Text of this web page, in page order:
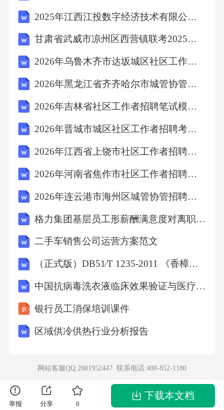
2025年江西江投数字经济技术有限公司及所属企业第2批次社会招聘笔试及笔试历年常考点试题专练附带答案详解
甘肃省武威市凉州区西营镇联考2025年中考语文一模试卷（含答案）
2026年乌鲁木齐市达坂城区社区工作者招聘笔试参考题库及答案解析
2026年黑龙江省齐齐哈尔市城管协管招聘笔试参考题库及答案解析
2026年吉林省社区工作者招聘笔试模拟试题及答案解析
2026年晋城市城区社区工作者招聘考试参考试题及答案解析
2026年江西省上饶市社区工作者招聘考试备考试题及答案解析
2026年河南省焦作市社区工作者招聘考试备考题库及答案解析
2026年连云港市海州区城管协管招聘笔试备考题库及答案解析
格力集团基层员工形薪酬满意度对离职意愿的影响研究
二手车销售公司运营方案范文
（正式版）DB51∕T 1235-2011 《香樟用材林栽培技术规程》
中国抗病毒洗衣液临床效果验证与医疗渠道拓展战略报告
银行员工消保培训课件
区域供冷供热行业分析报告
网站客服QQ:2881952447 联系电话:400-852-1180
举报 分享 0
下载本文档